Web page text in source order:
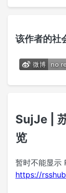
SujJe |
览
暂时不能显示
https://
该作者的社